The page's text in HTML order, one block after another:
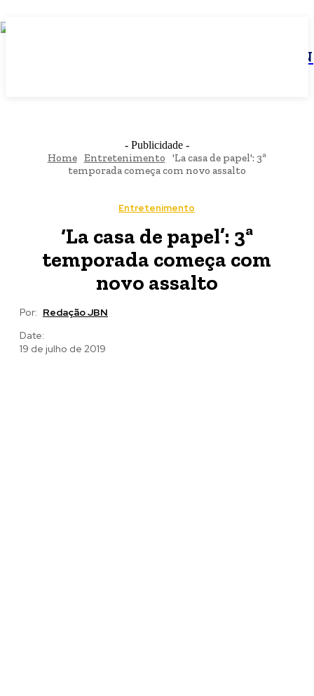
JBN
- Publicidade -
Home Entretenimento
'La casa de papel': 3ª
temporada começa com novo assalto
Entretenimento
‘La casa de papel’: 3ª
temporada começa com
novo assalto
Por: Redação JBN
Date:
19 de julho de 2019